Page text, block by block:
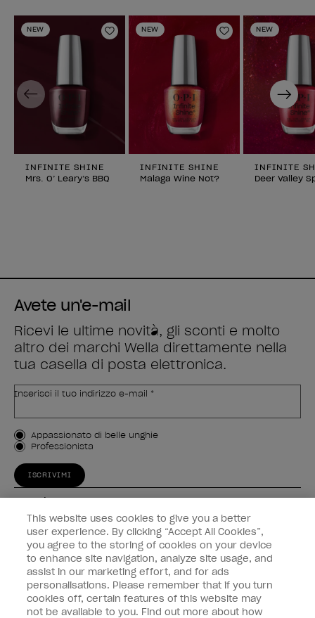
NEW
Aggiungi alla lista dei desideri
INFINITE SHINE
Mrs. O’ Leary’s BBQ
NEW
Aggiungi alla
INFINITE SHINE
Malaga Wine Not?
NEW
INFINITE
Deer Valley
Previous Next
Avete un'e-mail
Ricevi le ultime novità, gli sconti e molto
altro dei marchi Wella direttamente nella
tua casella di posta elettronica.
Inserisci il tuo indirizzo e-mail *
Tipo di cliente
Appassionato di belle unghie
Professionista
ISCRIVIMI
Esperienza
Collegati
Informazioni sul cliente
This website uses cookies to give you a better
user experience. By clicking “Accept All Cookies”,
you agree to the storing of cookies on your device
to enhance site navigation, analyze site usage, and
assist in our marketing effort, and for ads
personalisations. Please remember that if you turn
cookies off, certain features of this website may
not be available to you. Find out more about how